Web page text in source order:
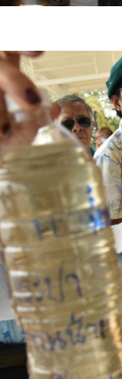
โปร่งใสในการ
บุรี